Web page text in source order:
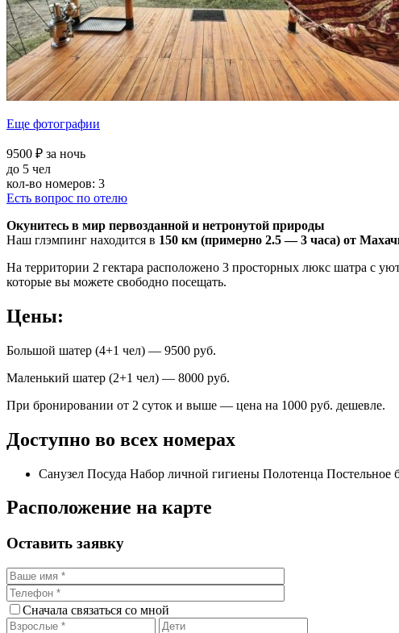
Еще фотографии
9500 ₽ за ночь
до 5 чел
кол-во номеров: 3
Есть вопрос по отелю
Окунитесь в мир первозданной и нетронутой природы
Наш глэмпинг находится в 150 км (примерно 2.5 — 3 часа) от
На территории 2 гектара расположено 3 просторных люкс шатра с
которые вы можете свободно посещать.
Цены:
Большой шатер (4+1 чел) — 9500 руб.
Маленький шатер (2+1 чел) — 8000 руб.
При бронировании от 2 суток и выше — цена на 1000 руб. дешевле.
Доступно во всех номерах
Санузел Посуда Набор личной гигиены Полотенца Постельное
Расположение на карте
Оставить заявку
Сначала связаться со мной